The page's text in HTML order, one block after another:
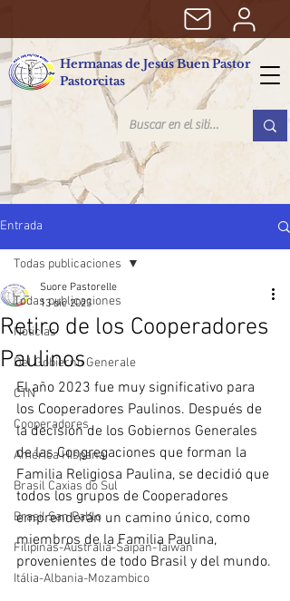
Hermanas de Jesús Buen Pastor
Pastorcitas
Entrada
Todas publicaciones
Noticias
Del Gobierno Generale
CTN
Cooperadores
América Hispana
Brasil Caxias do Sul
Brasil San Pablo
Filipinas-Australia-Saipan-Taiwan
Itália-Albania-Mozambico
Todas publicaciones
Retiro de los Cooperadores
Paulinos
Suore Pastorelle
13 dic 2023
El año 2023 fue muy significativo para
los Cooperadores Paulinos. Después de
la decisión de los Gobiernos Generales
de las Congregaciones que forman la
Familia Religiosa Paulina, se decidió que
todos los grupos de Cooperadores
emprenderán un camino único, como
miembros de la Familia Paulina,
provenientes de todo Brasil y del mundo.